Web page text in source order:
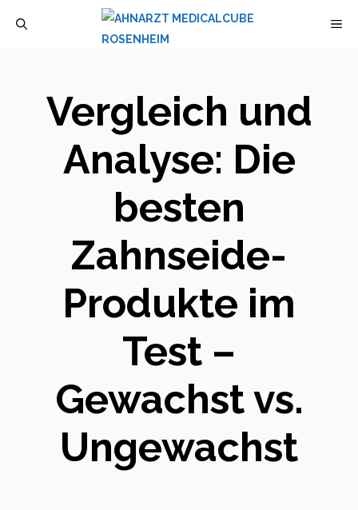
Vergleich und
Analyse: Die
besten
Zahnseide-
Produkte im
Test –
Gewachst vs.
Ungewachst